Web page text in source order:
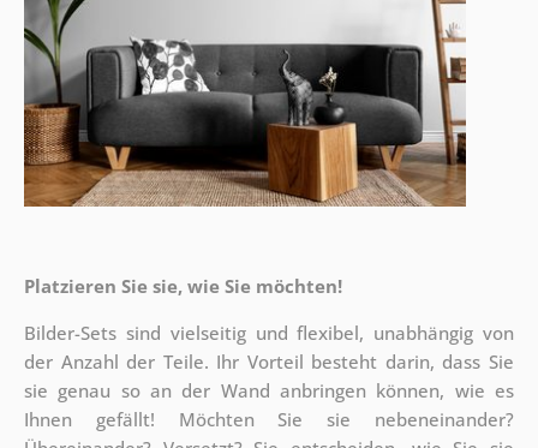
Platzieren Sie sie, wie Sie möchten!
Bilder-Sets sind vielseitig und flexibel, unabhängig von
der Anzahl der Teile. Ihr Vorteil besteht darin, dass Sie
sie genau so an der Wand anbringen können, wie es
Ihnen gefällt! Möchten Sie sie nebeneinander?